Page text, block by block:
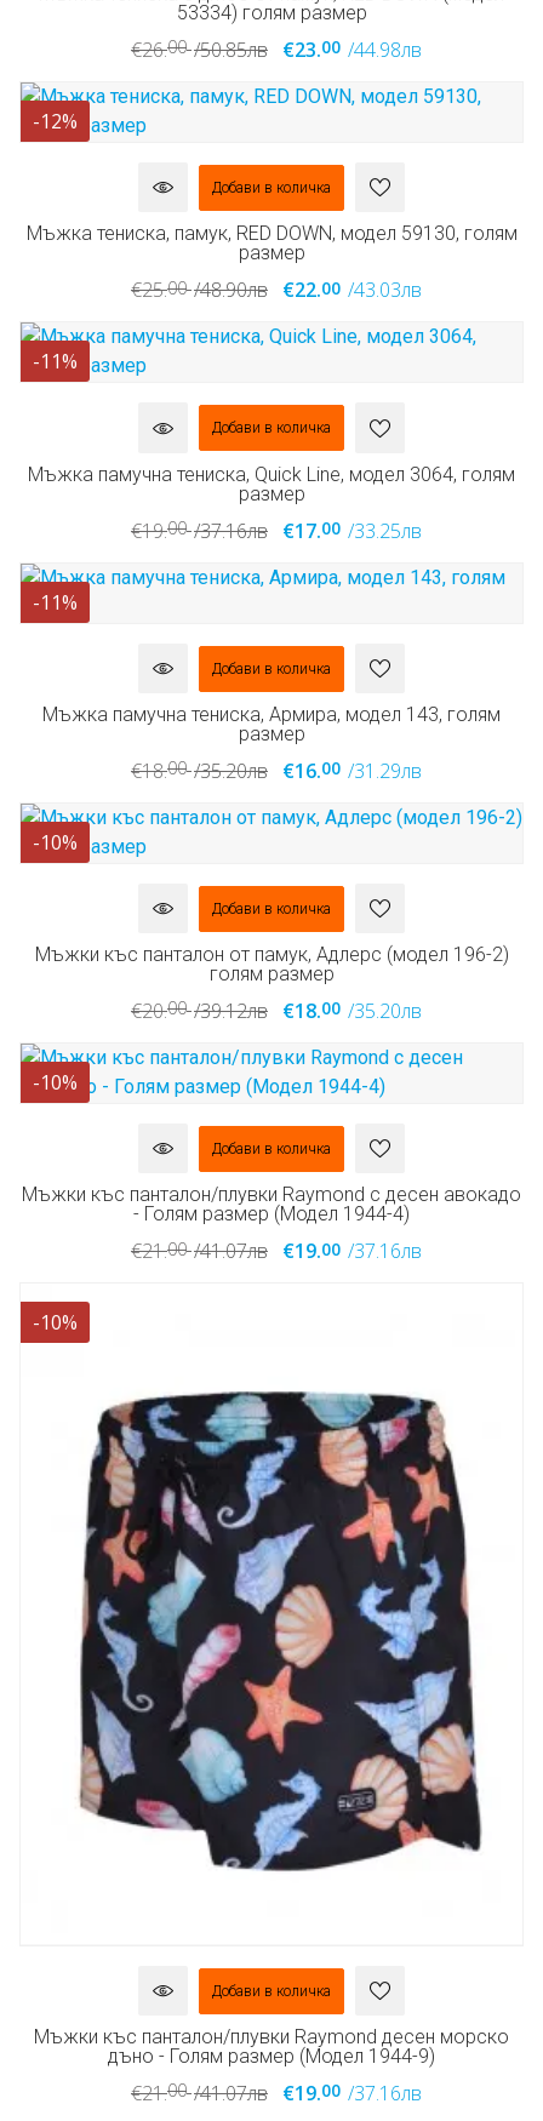
53334) голям размер
€26.00 /50.85лв €23.00 /44.98лв
-12%
Добави в количка
Мъжка тениска, памук, RED DOWN, модел 59130, голям
размер
€25.00 /48.90лв €22.00 /43.03лв
-11%
Добави в количка
Мъжка памучна тениска, Quick Line, модел 3064, голям
размер
€19.00 /37.16лв €17.00 /33.25лв
-11%
Добави в количка
Мъжка памучна тениска, Армира, модел 143, голям
размер
€18.00 /35.20лв €16.00 /31.29лв
-10%
Добави в количка
Мъжки къс панталон от памук, Адлерс (модел 196-2)
голям размер
€20.00 /39.12лв €18.00 /35.20лв
-10%
Добави в количка
Мъжки къс панталон/плувки Raymond с десен авокадо
- Голям размер (Модел 1944-4)
€21.00 /41.07лв €19.00 /37.16лв
-10%
Добави в количка
Мъжки къс панталон/плувки Raymond десен морско
дъно - Голям размер (Модел 1944-9)
€21.00 /41.07лв €19.00 /37.16лв